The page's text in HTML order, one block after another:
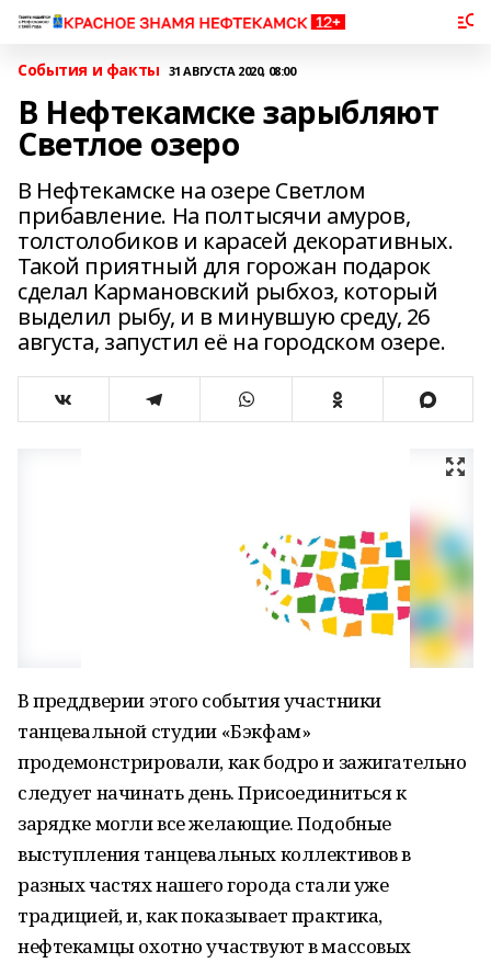
События и факты 31 АВГУСТА 2020, 08:00
В Нефтекамске зарыбляют
Светлое озеро
В Нефтекамске на озере Светлом
прибавление. На полтысячи амуров,
толстолобиков и карасей декоративных.
Такой приятный для горожан подарок
сделал Кармановский рыбхоз, который
выделил рыбу, и в минувшую среду, 26
августа, запустил её на городском озере.
В преддверии этого события участники
танцевальной студии «Бэкфам»
продемонстрировали, как бодро и зажигательно
следует начинать день. Присоединиться к
зарядке могли все желающие. Подобные
выступления танцевальных коллективов в
разных частях нашего города стали уже
традицией, и, как показывает практика,
нефтекамцы охотно участвуют в массовых